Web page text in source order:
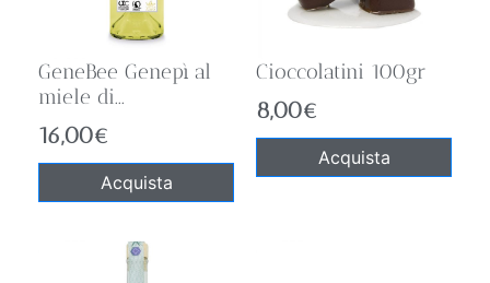
GeneBee Genepì al
miele di...
16,00€
Acquista
Cioccolatini 100gr
8,00€
Acquista